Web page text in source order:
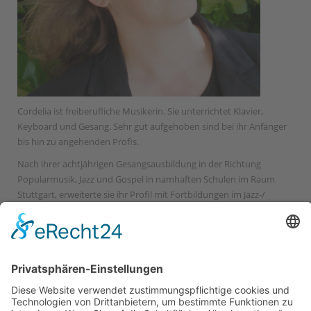
Cordelia ist freiberufliche Musikerin. Sie unterrichtet Klavier,
Keyboard und Gesang. Sehr gut aufgehoben sind bei ihr Anfänger
bis hin zu angehenden Profis.
Nach ihrer achtjährigen Gesangsausbildung in der Richtung
Popularmusik, Jazz und Gospel in namhaften Schulen im Raum
Stuttgart, erweiterte sie ihr Profil mit Fortbildungen im Jazz-/
sich Weiterbildungen in Chorsatz-Arrangements.
Chorleitung für Pop und Gospelchöre. Eine Spezialisierung, die es
hervorzuheben gilt, ist Liedbegleitung und Akkordspiel.
.